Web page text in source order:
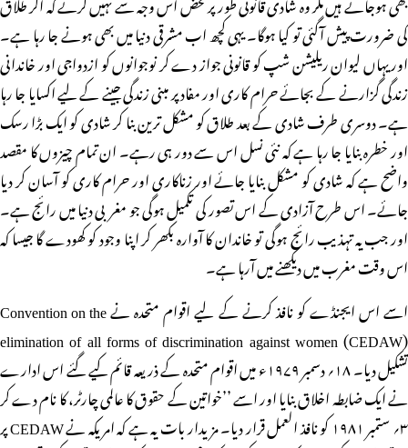
کی ضرورت پیش آگئی تو کیا ہوگا۔ یہی کچھ اب مشرقی دنیا میں بھی ہونے جا رہا ہے۔
اور یہاں لیوان ریلیشن شپ کو قانونی جواز دے کر نوجوانوں کو ازدواجی اور خاندانی
زندگی گزارنے کے بجائے حرام کاری اور مفاد پر مبنی زندگی جینے کے لیے اکسایا جا رہا
ہے۔ دوسری طرف شادی کے بعد طلاق کو مشکل ترین بنا کر شادی کو ایک بڑا رسک
اور خطرہ بنایا جا رہا ہے کہ نئی نسل اس سے دور ہی رہے۔ ان تمام چیزوں کا مقصد
واضح ہے کہ شادی کو مشکل بنایا جائے اور زناکاری اور حرام کاری کو آسان کر دیا
جائے۔ اس طرح آزادی کے اس تصور کی تکمیل ہوگی جو مغربی دنیا میں رائج ہے۔
اور جب یہ تہذیب رائج ہوگی تو خاندان کا آوارہ بکھر کر اپنا وجود کو کھودے گا جیسا کہ
اس وقت مغرب میں دیکھنے میں آرہا ہے۔
اسے اس ایجنڈے کو نافذ کرنے کے لیے اقوام متحدہ نے Convention on the
elimination of all forms of discrimination against women (CEDAW)
تشکیل دیا۔ ۱۸؍ دسمبر ۱۹۷۹ء میں اقوام متحدہ کے ذریعہ قائم کیے گئے اس ادارے
نے ایک ضابطہ اخلاق بنایا اور اسے ’’خواتین کے حقوق کا عالمی چارٹر، کا نام دے کر
۳؍ ستمبر ۱۹۸۱ کو نافذ العمل قرار دیا۔ مزیدار بات یہ ہے کہ امریکہ نے CEDAW پر